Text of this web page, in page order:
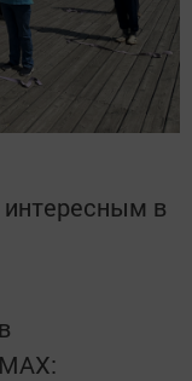
в